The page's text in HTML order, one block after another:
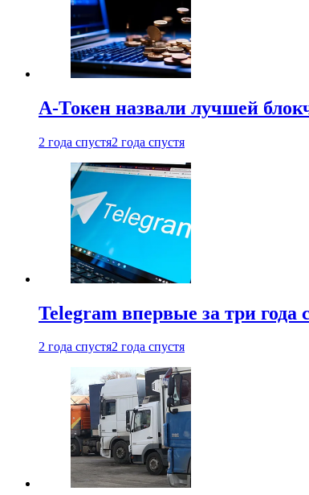
А-Токен назвали лучшей
2 года спустя2 года спустя
Telegram впервые за три
2 года спустя2 года спустя